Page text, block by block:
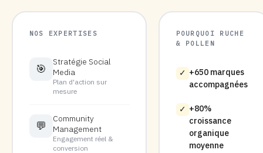
NOS EXPERTISES
🎯
Stratégie Social
Media
Plan d'action sur
mesure
💬
Community
Management
Engagement réel &
conversion
POURQUOI RUCHE
& POLLEN
✓ +650 marques
accompagnées
✓ +80%
croissance
organique
moyenne